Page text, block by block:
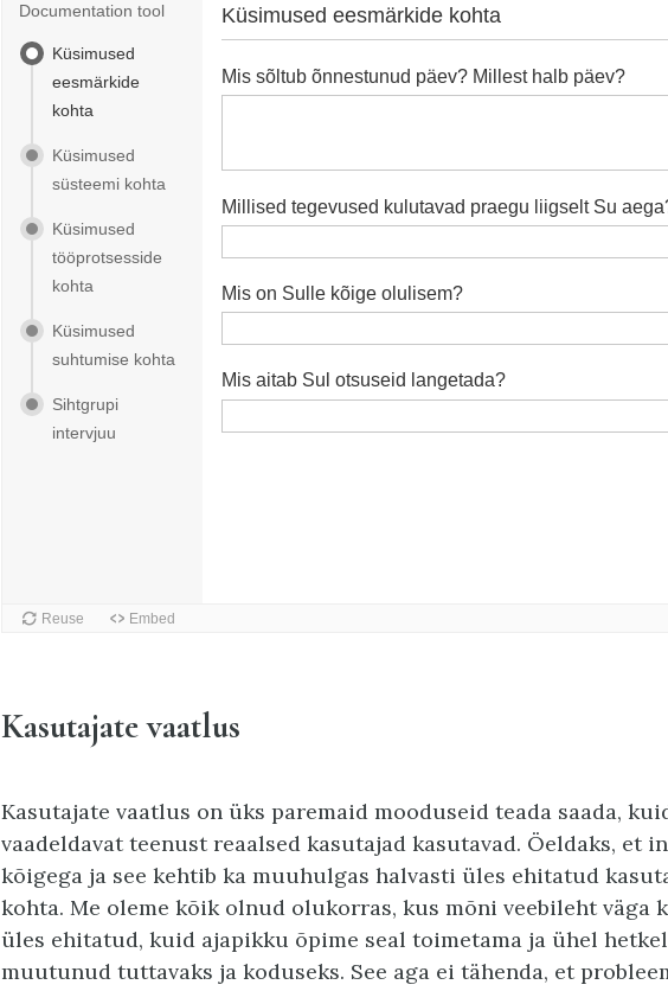
Kasutajate vaatlus
Kasutajate vaatlus on üks paremaid mooduseid teada saada,
vaadeldavat teenust reaalsed kasutajad kasutavad. Öeldaks, et
kõigega ja see kehtib ka muuhulgas halvasti üles ehitatud
kohta. Me oleme kõik olnud olukorras, kus mõni veebileht väga
üles ehitatud, kuid ajapikku õpime seal toimetama ja ühel
muutunud tuttavaks ja koduseks. See aga ei tähenda, et